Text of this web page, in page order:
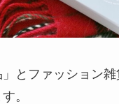
とファッション
。